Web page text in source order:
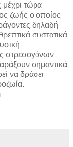
μέχρι τώρα
ζωής ο οποίος
δηλαδή
συστατικά
στρεσογόνων
σημαντικά
να δράσει